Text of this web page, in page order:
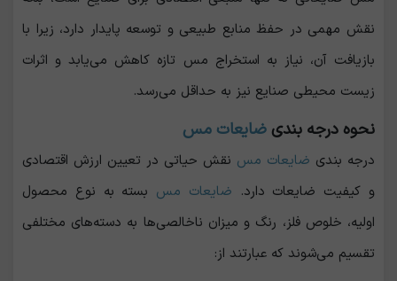
نقش مهمی در حفظ منابع طبیعی و توسعه پایدار دارد، زیرا با
بازیافت آن، نیاز به استخراج مس تازه کاهش می‌یابد و اثرات
زیست‌ محیطی صنایع نیز به حداقل می‌رسد.
نحوه درجه بندی ضایعات مس
درجه بندی ضایعات مس نقش حیاتی در تعیین ارزش اقتصادی
و کیفیت ضایعات دارد. ضایعات مس بسته به نوع محصول
اولیه، خلوص فلز، رنگ و میزان ناخالصی‌ها به دسته‌های مختلفی
تقسیم می‌شوند که عبارتند از: